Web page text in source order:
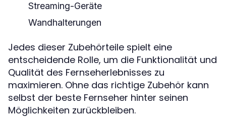
Streaming-Geräte
Wandhalterungen
Jedes dieser Zubehörteile spielt eine
entscheidende Rolle, um die Funktionalität und
Qualität des Fernseherlebnisses zu
maximieren. Ohne das richtige Zubehör kann
selbst der beste Fernseher hinter seinen
Möglichkeiten zurückbleiben.